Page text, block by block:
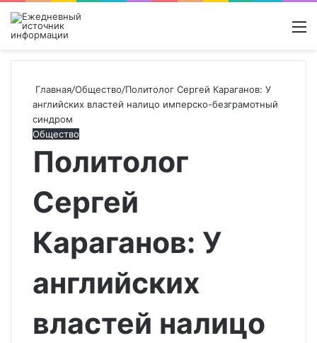
Поиск
Switch
Главная/Общество/Политолог Сергей Караганов: У
английских властей налицо имперско-безграмотный
синдром
Общество
Политолог
Сергей
Караганов: У
английских
властей налицо